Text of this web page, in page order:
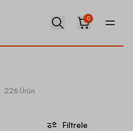
0
226 Ürün
Filtrele